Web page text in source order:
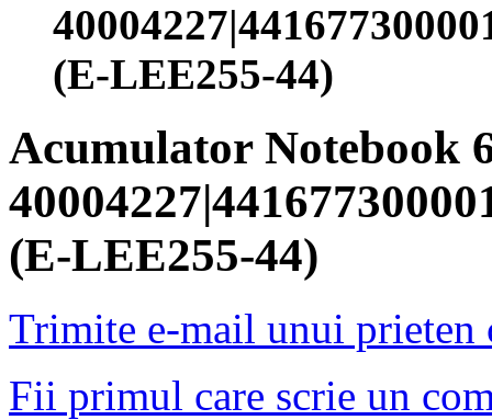
(E-LEE255-44)
Acumulator Notebook
(E-LEE255-44)
Trimite e-mail unui prieten
Fii primul care scrie un